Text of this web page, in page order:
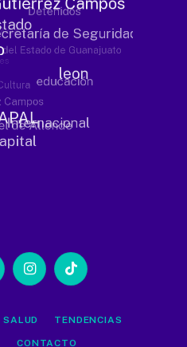
InstagramTikTok
SALUD TENDENCIAS
CONTACTO